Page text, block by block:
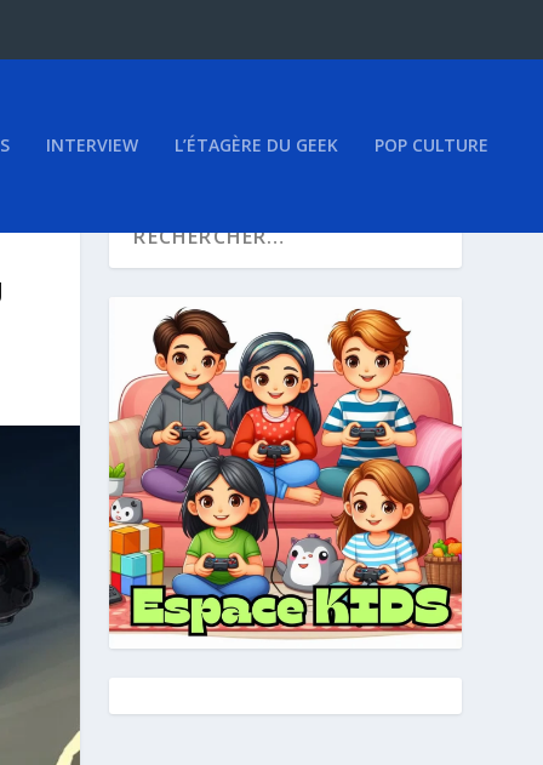
INTERVIEW L’ÉTAGÈRE DU GEEK POP CULTURE